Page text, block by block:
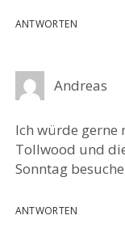
ANTWORTEN
Andreas
Ich würde gerne
Tollwood und
Sonntag
ANTWORTEN